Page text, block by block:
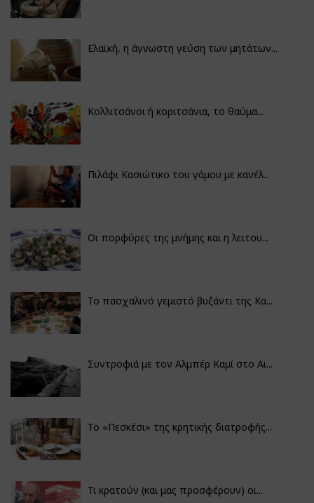
Ελαϊκή, η άγνωστη γεύση των μητάτων...
Κολλιτσάνοι ή κοριτσάνια, το θαύμα...
Πιλάφι Κασιώτικο του γάμου με κανέλ...
Οι πορφύρες της μνήμης και η λειτου...
Το πασχαλινό γεμιστό βυζάντι της Κα...
Συντροφιά με τον Αλμπέρ Καμί στο Αι...
Το «Πεσκέσι» της κρητικής διατροφής...
Τι κρατούν (και μας προσφέρουν) οι...